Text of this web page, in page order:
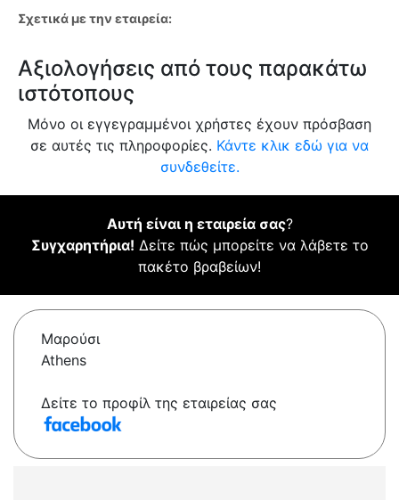
Σχετικά με την εταιρεία:
Αξιολογήσεις από τους παρακάτω
ιστότοπους
Μόνο οι εγγεγραμμένοι χρήστες έχουν πρόσβαση
σε αυτές τις πληροφορίες. Κάντε κλικ εδώ για να
συνδεθείτε.
Αυτή είναι η εταιρεία σας?
Συγχαρητήρια! Δείτε πώς μπορείτε να λάβετε το
πακέτο βραβείων!
Μαρούσι
Athens
Δείτε το προφίλ της εταιρείας σας